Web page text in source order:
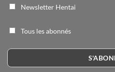
Newsletter Hentai
Tous les abonnés